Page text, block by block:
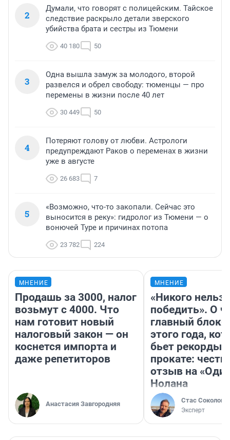
2
Думали, что говорят с полицейским. Тайское
следствие раскрыло детали зверского
убийства брата и сестры из Тюмени
40 180 50
3
Одна вышла замуж за молодого, второй
развелся и обрел свободу: тюменцы — про
перемены в жизни после 40 лет
30 449 50
4
Потеряют голову от любви. Астрологи
предупреждают Раков о переменах в жизни
уже в августе
26 683 7
5
«Возможно, что-то закопали. Сейчас это
выносится в реку»: гидролог из Тюмени — о
вонючей Туре и причинах потопа
23 782 224
МНЕНИЕ
Продашь за 3000, налог
возьмут с 4000. Что
нам готовит новый
налоговый закон — он
коснется импорта и
даже репетиторов
Анастасия Завгородняя
МНЕНИЕ
«Никого нельзя
победить». О
главный
этого года,
бьет рекорды в
прокате:
отзыв на
Нолана
Стас Соколов
Эксперт